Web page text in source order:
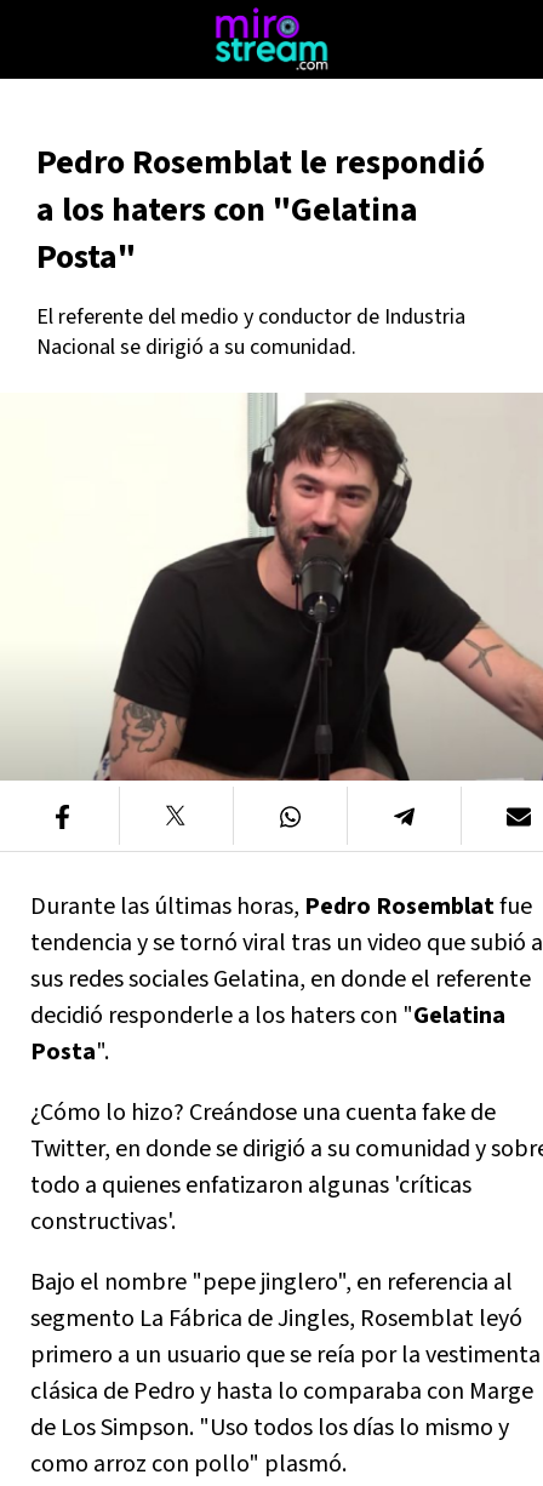
Pedro Rosemblat le respondió
a los haters con "Gelatina
Posta"
El referente del medio y conductor de Industria
Nacional se dirigió a su comunidad.
Durante las últimas horas, Pedro Rosemblatfue
tendencia y se tornó viral tras un video que subió a
sus redes sociales Gelatina, en donde el referente
decidió responderle a los haters con "Gelatina
Posta".
¿Cómo lo hizo? Creándose una cuenta fake de
Twitter, en donde se dirigió a su comunidad y
todo a quienes enfatizaron algunas 'críticas
constructivas'.
Bajo el nombre "pepe jinglero", en referencia al
segmento La Fábrica de Jingles, Rosemblat leyó
primero a un usuario que se reía por la vestimenta
clásica de Pedro y hasta lo comparaba con Marge
de Los Simpson. "Uso todos los días lo mismo y
como arroz con pollo" plasmó.